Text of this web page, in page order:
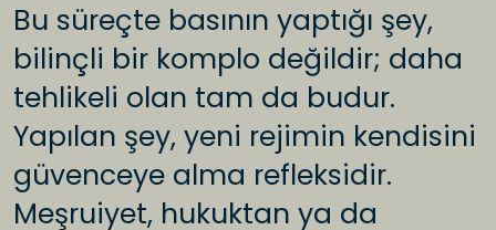
Bu süreçte basının yaptığı şey,
bilinçli bir komplo değildir; daha
tehlikeli olan tam da budur.
Yapılan şey, yeni rejimin kendisini
güvenceye alma refleksidir.
Meşruiyet, hukuktan ya da